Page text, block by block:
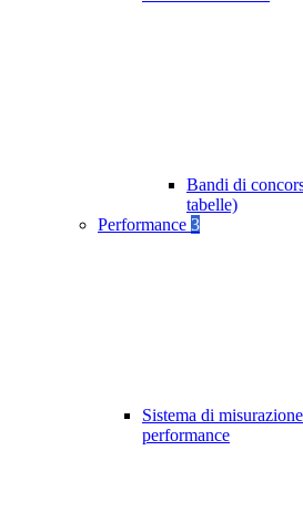
Bandi di
tabelle)
Performance 3
Sistema di
performance